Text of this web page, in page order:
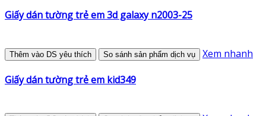
Giấy dán tường trẻ em 3d galaxy n2003-25
Thêm vào DS yêu thích So sánh sản phẩm dịch vụ Xem nhanh
Giấy dán tường trẻ em kid349